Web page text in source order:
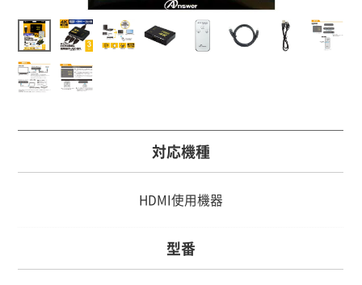
対応機種
HDMI使用機器
型番